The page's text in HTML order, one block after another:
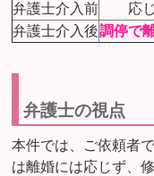
弁護士介入前
応
弁護士介入後調停で
弁護士の視点
本件では、ご依頼者
は離婚には応じず、